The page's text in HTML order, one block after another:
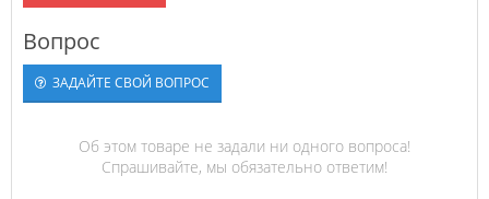
Вопрос
ЗАДАЙТЕ СВОЙ ВОПРОС
Об этом товаре не задали ни одного вопроса!
Спрашивайте, мы обязательно ответим!